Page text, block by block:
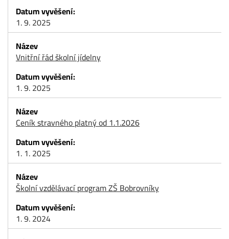
1. 9. 2025
Vnitřní řád školní jídelny
1. 9. 2025
Ceník stravného platný od 1.1.2026
1. 1. 2025
Školní vzdělávací program ZŠ Bobrovníky
1. 9. 2024